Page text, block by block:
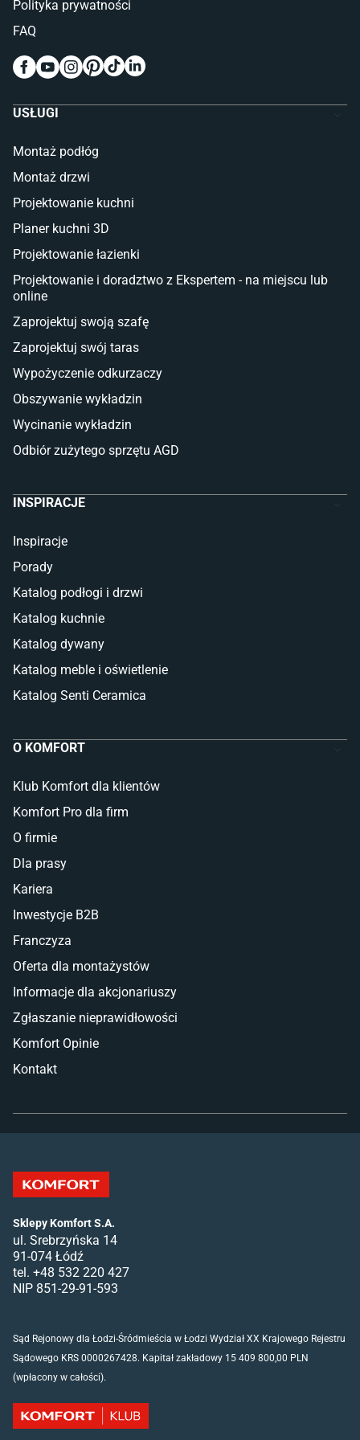
Pokój dziecięcy
Meble do pokoju dziecięcego
Komody dla dzieci
Łóżka dla dziecka (młodzieżowe)
Taras i balkon
Sztuczna trawa miękka
Koce i pledy
Płytki na balkon
Lampy stojące LED
Płytki
Płytki Cersanit
Płytki wielkoformatowe
Glazura
Płytki marmurowe
Polityka prywatności
FAQ
USŁUGI
Montaż podłóg
Montaż drzwi
Projektowanie kuchni
Planer kuchni 3D
Projektowanie łazienki
Projektowanie i doradztwo z Ekspertem - na miejscu lub
online
Zaprojektuj swoją szafę
Zaprojektuj swój taras
Wypożyczenie odkurzaczy
Obszywanie wykładzin
Wycinanie wykładzin
Odbiór zużytego sprzętu AGD
INSPIRACJE
Inspiracje
Porady
Katalog podłogi i drzwi
Katalog kuchnie
Katalog dywany
Katalog meble i oświetlenie
Katalog Senti Ceramica
O KOMFORT
Klub Komfort dla klientów
Komfort Pro dla firm
O firmie
Dla prasy
Kariera
Inwestycje B2B
Franczyza
Oferta dla montażystów
Informacje dla akcjonariuszy
Zgłaszanie nieprawidłowości
Komfort Opinie
Kontakt
Sklepy Komfort S.A.
ul. Srebrzyńska 14
91-074 Łódź
tel. +48 532 220 427
NIP 851-29-91-593
Sąd Rejonowy dla Łodzi-Śródmieścia w Łodzi Wydział XX Krajowego Rejestru
Sądowego KRS 0000267428. Kapitał zakładowy 15 409 800,00 PLN
(wpłacony w całości).